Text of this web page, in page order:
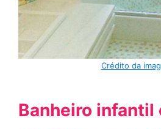
Crédito da
Banheiro infantil